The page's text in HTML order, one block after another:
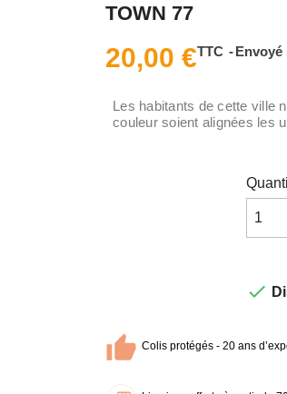
TOWN 77
20,00 €TTC
Les habitants de cette ville
couleur soient alignées les

Colis protégés - 20 ans